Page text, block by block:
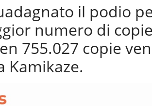
il podio
numero di
755.027 copie
Kamikaze.